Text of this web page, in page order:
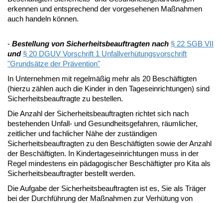
erkennen und entsprechend der vorgesehenen Maßnahmen
auch handeln können.
- Bestellung von Sicherheitsbeauftragten nach § 22 SGB VII
und § 20 DGUV Vorschrift 1 Unfallverhütungsvorschrift
"Grundsätze der Prävention"
In Unternehmen mit regelmäßig mehr als 20 Beschäftigten
(hierzu zählen auch die Kinder in den Tageseinrichtungen) sind
Sicherheitsbeauftragte zu bestellen.
Die Anzahl der Sicherheitsbeauftragten richtet sich nach
bestehenden Unfall- und Gesundheitsgefahren, räumlicher,
zeitlicher und fachlicher Nähe der zuständigen
Sicherheitsbeauftragten zu den Beschäftigten sowie der Anzahl
der Beschäftigten. In Kindertageseinrichtungen muss in der
Regel mindestens ein pädagogischer Beschäftigter pro Kita als
Sicherheitsbeauftragter bestellt werden.
Die Aufgabe der Sicherheitsbeauftragten ist es, Sie als Träger
bei der Durchführung der Maßnahmen zur Verhütung von